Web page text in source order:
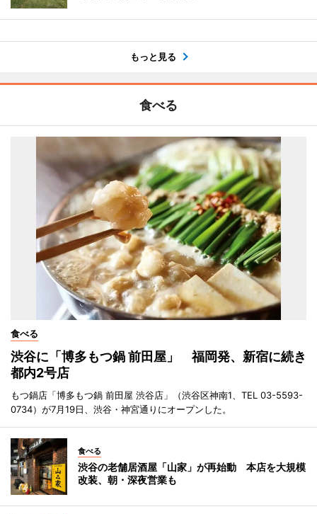
もっと見る
食べる
食べる
渋谷に「博多もつ鍋 前田屋」 福岡発、新宿に続き
都内2号店
もつ鍋店「博多もつ鍋 前田屋 渋谷店」（渋谷区神南1、TEL 03-5593-
0734）が7月19日、渋谷・神宮通りにオープンした。
食べる
渋谷の老舗居酒屋「山家」が再始動 本店を大規模
改装、朝・深夜営業も